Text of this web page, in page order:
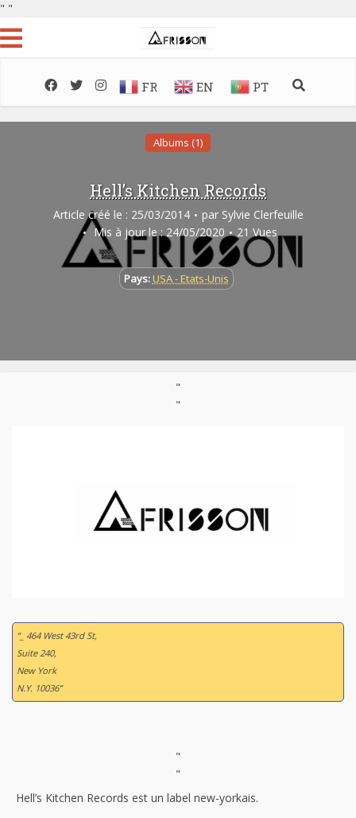
" "
FR EN PT
Albums (1)
Hell’s Kitchen Records
Article créé le : 25/03/2014 par Sylvie Clerfeuille
Mis à jour le : 24/05/2020
21 Vues
Pays: USA - Etats-Unis
"
"
“_ 464 West 43rd St,
Suite 240,
New York
N.Y. 10036”
"
"
Hell’s Kitchen Records est un label new-yorkais.